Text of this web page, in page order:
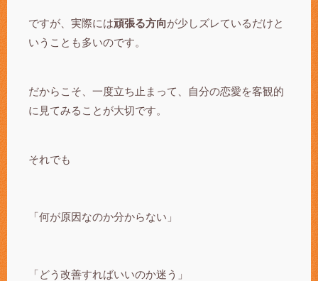
ですが、実際には頑張る方向が少しズレているだけと
いうことも多いのです。
だからこそ、一度立ち止まって、自分の恋愛を客観的
に見てみることが大切です。
それでも
「何が原因なのか分からない」
「どう改善すればいいのか迷う」